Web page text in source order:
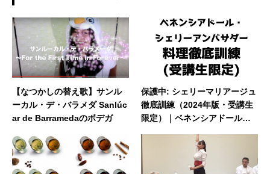
【なつかしの替え歌】サンル
ーカル・デ・バラメダ Sanlúc
ar de Barramedaのボデガ
保護中: シェリーマリアージュ
徹底訓練（2024年版・受講生
限定）｜ベネンシアドール・